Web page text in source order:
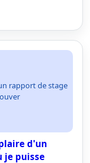
rapport de stage
d'un
je puisse